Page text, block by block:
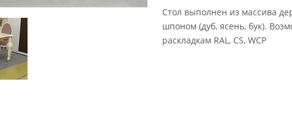
Стол выполнен из массива
шпоном (дуб, ясень, бук).
раскладкам RAL, CS, WCP